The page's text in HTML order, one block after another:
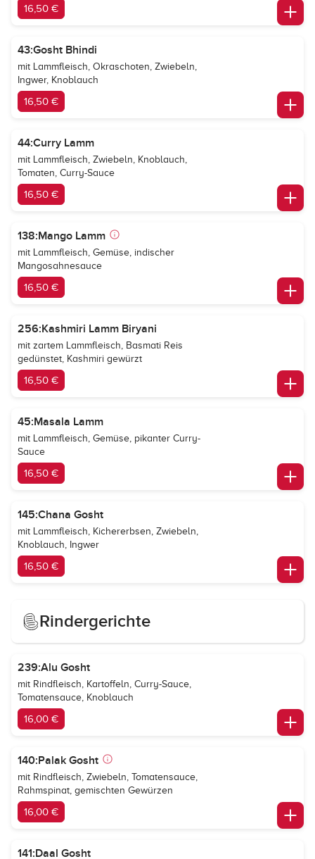
16,50 €
43:Gosht Bhindi
mit Lammfleisch, Okraschoten, Zwiebeln,
Ingwer, Knoblauch
16,50 €
44:Curry Lamm
mit Lammfleisch, Zwiebeln, Knoblauch,
Tomaten, Curry-Sauce
16,50 €
138:Mango Lamm
mit Lammfleisch, Gemüse, indischer
Mangosahnesauce
16,50 €
256:Kashmiri Lamm Biryani
mit zartem Lammfleisch, Basmati Reis
gedünstet, Kashmiri gewürzt
16,50 €
45:Masala Lamm
mit Lammfleisch, Gemüse, pikanter Curry-
Sauce
16,50 €
145:Chana Gosht
mit Lammfleisch, Kichererbsen, Zwiebeln,
Knoblauch, Ingwer
16,50 €
Rindergerichte
239:Alu Gosht
mit Rindfleisch, Kartoffeln, Curry-Sauce,
Tomatensauce, Knoblauch
16,00 €
140:Palak Gosht
mit Rindfleisch, Zwiebeln, Tomatensauce,
Rahmspinat, gemischten Gewürzen
16,00 €
141:Daal Gosht